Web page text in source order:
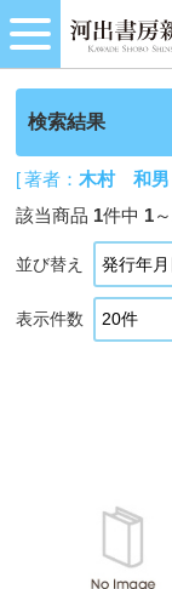
検索結果
[ 著者：木村 和男
該当商品 1件中 1～
並び替え
表示件数